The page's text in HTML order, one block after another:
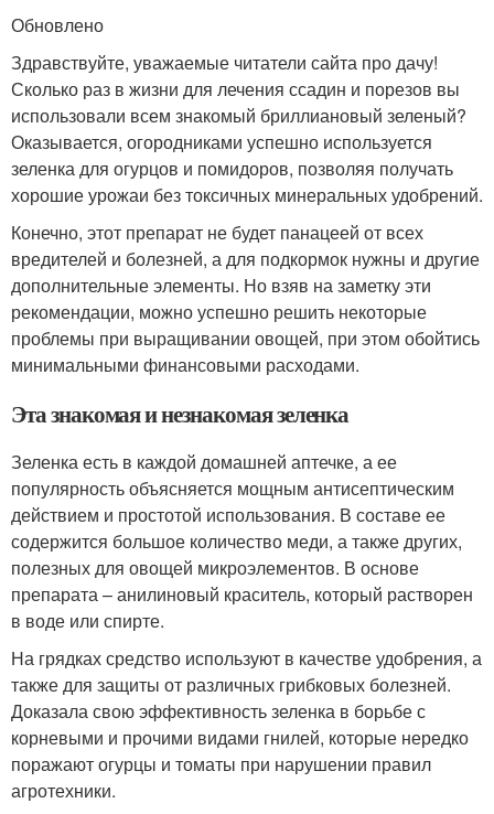
Обновлено
Здравствуйте, уважаемые читатели сайта про дачу!
Сколько раз в жизни для лечения ссадин и порезов вы
использовали всем знакомый бриллиановый зеленый?
Оказывается, огородниками успешно используется
зеленка для огурцов и помидоров, позволяя получать
хорошие урожаи без токсичных минеральных удобрений.
Конечно, этот препарат не будет панацеей от всех
вредителей и болезней, а для подкормок нужны и другие
дополнительные элементы. Но взяв на заметку эти
рекомендации, можно успешно решить некоторые
проблемы при выращивании овощей, при этом обойтись
минимальными финансовыми расходами.
Эта знакомая и незнакомая зеленка
Зеленка есть в каждой домашней аптечке, а ее
популярность объясняется мощным антисептическим
действием и простотой использования. В составе ее
содержится большое количество меди, а также других,
полезных для овощей микроэлементов. В основе
препарата – анилиновый краситель, который растворен
в воде или спирте.
На грядках средство используют в качестве удобрения, а
также для защиты от различных грибковых болезней.
Доказала свою эффективность зеленка в борьбе с
корневыми и прочими видами гнилей, которые нередко
поражают огурцы и томаты при нарушении правил
агротехники.